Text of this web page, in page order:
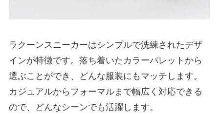
ラクーンスニーカーはシンプルで洗練されたデザ
インが特徴です。落ち着いたカラーパレットから
選ぶことができ、どんな服装にもマッチします。
カジュアルからフォーマルまで幅広く対応できる
ので、どんなシーンでも活躍します。